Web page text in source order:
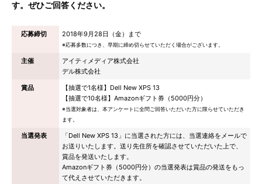
す。ぜひご回答ください。
応募締切 2018年9月28日（金）まで
※応募多数につき、早期に締め切らせていただく場合がございます。
主催
アイティメディア株式会社
デル株式会社
賞品
【抽選で1名様】Dell New XPS 13
【抽選で10名様】Amazonギフト券（5000円分）
※当選対象者は、本アンケートに全問ご回答いただいた方に限らせていただき
ます。
当選発表
「Dell New XPS 13」に当選された方には、当選連絡をメールで
お送りいたします。送り先住所を確認させていただいた上で、
賞品を発送いたします。
Amazonギフト券（5000円分）の当選発表は賞品の発送をもっ
て代えさせていただきます。